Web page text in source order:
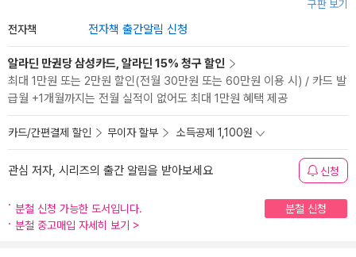
구판 보기
전자책 전자책 출간알림 신청
알라딘 만권당 삼성카드, 알라딘 15% 청구 할인
최대 1만원 또는 2만원 할인(전월 30만원 또는 60만원 이용 시) / 카드 발
급월 +1개월까지는 전월 실적이 없어도 최대 1만원 혜택 제공
카드/간편결제 할인 무이자 할부 소득공제 1,100원
관심 저자, 시리즈의 출간 알림을 받아보세요 신청
분철 신청 가능한 도서입니다.
분철 신청
분철 중고매입 자세히 보기 >